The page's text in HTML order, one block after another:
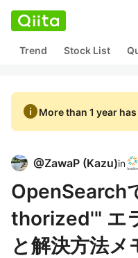
Trend Stock List
infoMore than 1 year
@ZawaP (Kazu)in
OpenSearch
thorized'" エ
と解決方法メ